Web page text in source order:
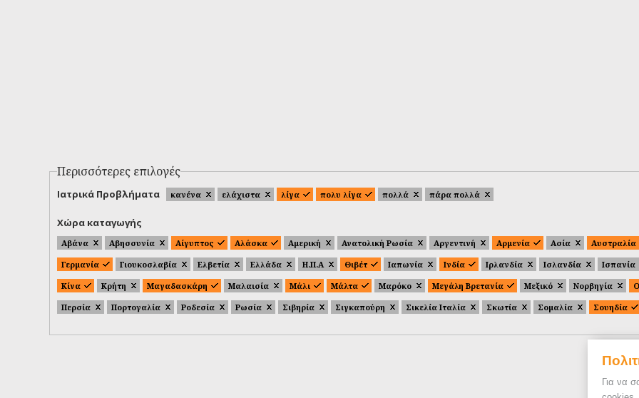
Για να
Περισσότερες επιλογές
Ιατρικά Προβλήματα κανένα ελάχιστα λίγα πολυ λίγα πολλά πάρα πολλά
Χώρα καταγωγής
Αβάνα Αβησσυνία Αίγυπτος Αλάσκα Αμερική Ανατολική Ρωσία Αργεντινή Αρμενία Ασία Αυστραλία
Γερμανία
Γιουκοσλαβία Ελβετία Ελλάδα Η.Π.Α Θιβέτ Ιαπωνία Ινδία Ιρλανδία Ισλανδία Ισπανία
Κίνα
Κρήτη Μαγαδασκάρη Μαλαισία Μάλι Μάλτα Μαρόκο Μεγάλη Βρετανία Μεξικό Νορβηγία
Περσία
Πορτογαλία Ροδεσία Ρωσία Σιβηρία Σιγκαπούρη Σικελία Ιταλία Σκωτία Σομαλία Σουηδία